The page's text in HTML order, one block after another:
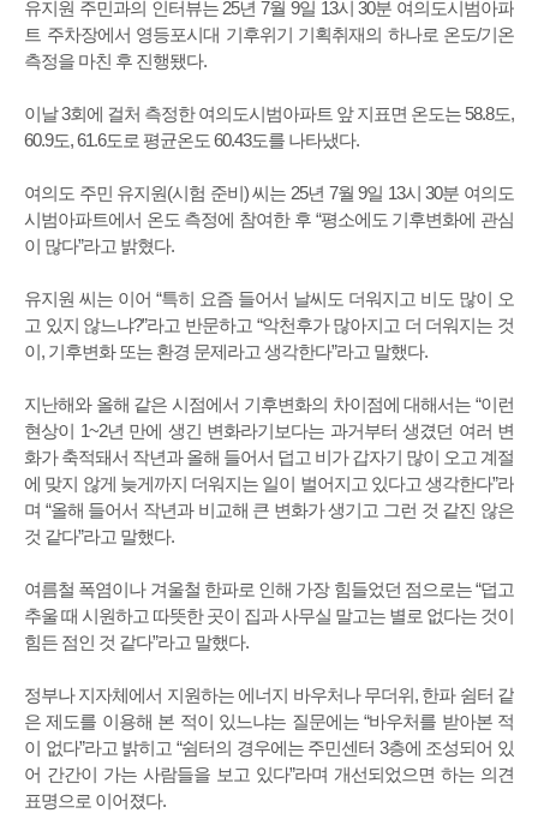
유지원 주민과의 인터뷰는 25년 7월 9일 13시 30분 여의도시범아파
트 주차장에서 영등포시대 기후위기 기획취재의 하나로 온도/기온
측정을 마친 후 진행됐다.
이날 3회에 걸처 측정한 여의도시범아파트 앞 지표면 온도는 58.8도,
60.9도, 61.6도로 평균온도 60.43도를 나타냈다.
여의도 주민 유지원(시험 준비) 씨는 25년 7월 9일 13시 30분 여의도
시범아파트에서 온도 측정에 참여한 후 “평소에도 기후변화에 관심
이 많다”라고 밝혔다.
유지원 씨는 이어 “특히 요즘 들어서 날씨도 더워지고 비도 많이 오
고 있지 않느냐?”라고 반문하고 “악천후가 많아지고 더 더워지는 것
이, 기후변화 또는 환경 문제라고 생각한다”라고 말했다.
지난해와 올해 같은 시점에서 기후변화의 차이점에 대해서는 “이런
현상이 1~2년 만에 생긴 변화라기보다는 과거부터 생겼던 여러 변
화가 축적돼서 작년과 올해 들어서 덥고 비가 갑자기 많이 오고 계절
에 맞지 않게 늦게까지 더워지는 일이 벌어지고 있다고 생각한다”라
며 “올해 들어서 작년과 비교해 큰 변화가 생기고 그런 것 같진 않은
것 같다”라고 말했다.
여름철 폭염이나 겨울철 한파로 인해 가장 힘들었던 점으로는 “덥고
추울 때 시원하고 따뜻한 곳이 집과 사무실 말고는 별로 없다는 것이
힘든 점인 것 같다”라고 말했다.
정부나 지자체에서 지원하는 에너지 바우처나 무더위, 한파 쉼터 같
은 제도를 이용해 본 적이 있느냐는 질문에는 “바우처를 받아본 적
이 없다”라고 밝히고 “쉼터의 경우에는 주민센터 3층에 조성되어 있
어 간간이 가는 사람들을 보고 있다”라며 개선되었으면 하는 의견
표명으로 이어졌다.